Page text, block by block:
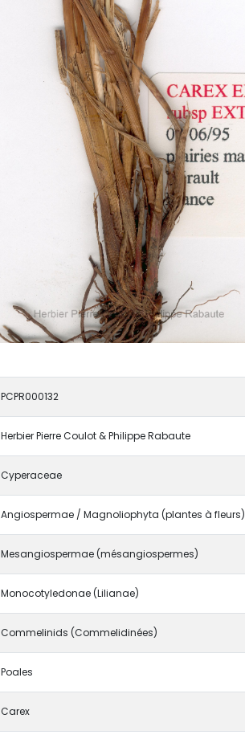
PCPR000132
Herbier Pierre Coulot & Philippe Rabaute
Cyperaceae
Angiospermae / Magnoliophyta (plantes à fleurs)
Mesangiospermae (mésangiospermes)
Monocotyledonae (Lilianae)
Commelinids (Commelidinées)
Poales
Carex